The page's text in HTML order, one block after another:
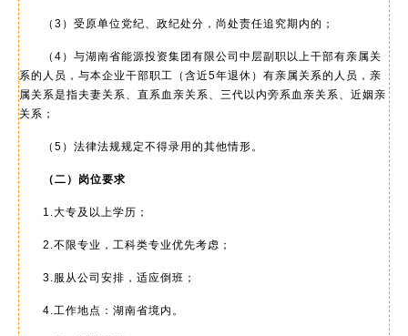
（3）受原单位党纪、政纪处分，尚处责任追究期内的；
（4）与湖南省能源投资集团有限公司中层副职以上干部有亲属关
系的人员，与本企业干部职工（含近5年退休）有亲属关系的人员，亲
属关系是指夫妻关系、直系血亲关系、三代以内旁系血亲关系、近姻亲
关系；
（5）法律法规规定不得录用的其他情形。
（二）岗位要求
1.大专及以上学历；
2.不限专业，工科类专业优先考虑；
3.服从公司安排，适应倒班；
4.工作地点：湖南省境内。